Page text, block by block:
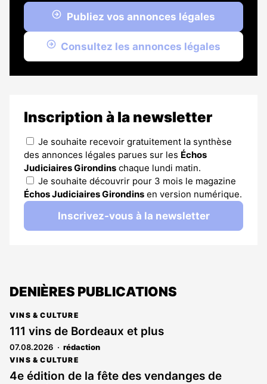
Publiez vos annonces légales
Consultez les annonces légales
Inscription à la newsletter
Je souhaite recevoir gratuitement la synthèse
des annonces légales parues sur les Échos
Judiciaires Girondins chaque lundi matin.
Je souhaite découvrir pour 3 mois le magazine
Échos Judiciaires Girondins en version numérique.
Inscrivez-vous à la newsletter
DENIÈRES PUBLICATIONS
VINS & CULTURE
111 vins de Bordeaux et plus
07.08.2026 rédaction
VINS & CULTURE
4e édition de la fête des vendanges de